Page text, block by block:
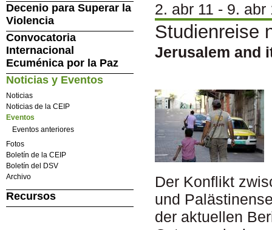
2. abr 11 - 9. abr
Studienreise
Jerusalem and
Der Konflikt
und
der aktuellen
Decenio para Superar la
Violencia
Convocatoria
Internacional
Ecuménica por la Paz
Noticias y Eventos
Noticias
Noticias de la CEIP
Eventos
Eventos anteriores
Fotos
Boletín de la CEIP
Boletín del DSV
Archivo
Recursos